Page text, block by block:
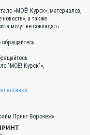
«МОЁ! Курск», материалов,
а также
могут не совпадать
"МОЁ! Курск"»,
Принт Воронеж»